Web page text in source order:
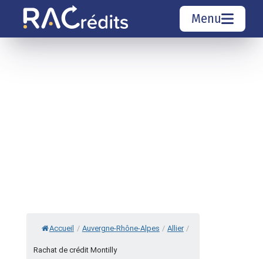
Menu
Accueil / Auvergne-Rhône-Alpes / Allier /
Rachat de crédit Montilly